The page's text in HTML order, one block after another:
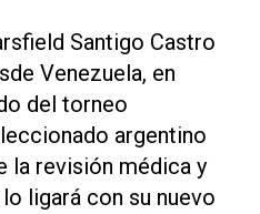
Santigo Castro
Venezuela, en
del torneo
argentino
la revisión médica y
ligará con su nuevo